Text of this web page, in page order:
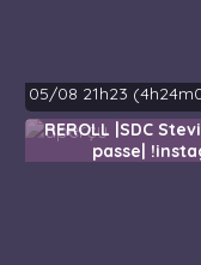
05/08 21h23
REROLL |SDC
passe|